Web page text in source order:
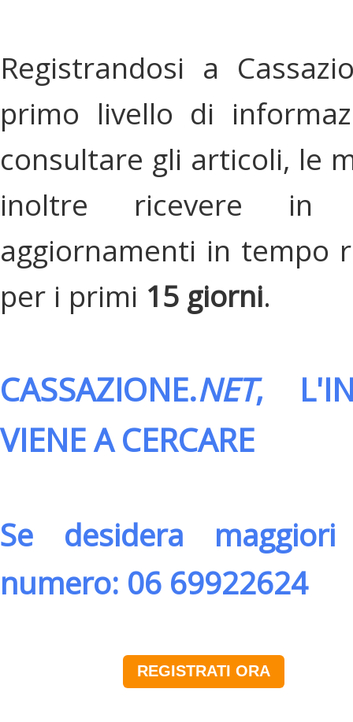
Registrandosi a
primo livello di
consultare gli articoli, le
inoltre ricevere in
aggiornamenti in tempo
per i primi 15 giorni.
CASSAZIONE.NET,
VIENE A CERCARE
Se desidera
numero: 06 69922624
REGISTRATI ORA